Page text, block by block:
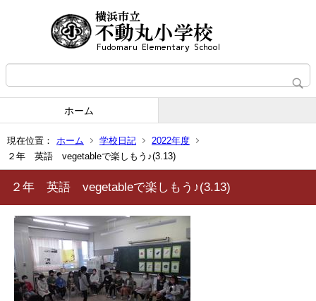
ホーム
現在位置： ホーム 学校日記
2022年度
２年 英語 vegetableで楽しもう♪(3.13)
２年 英語 vegetableで楽しもう♪(3.13)